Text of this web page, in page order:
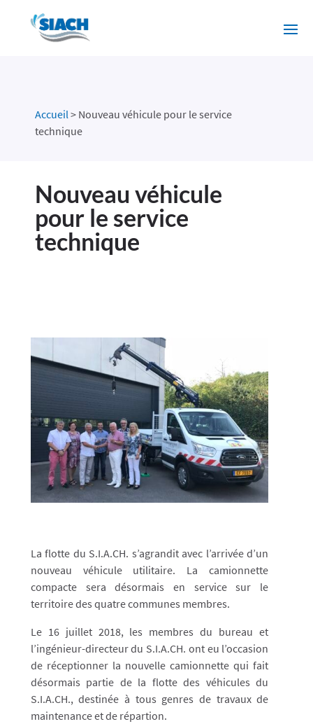
Accueil> Nouveau véhicule pour le service
technique
Nouveau véhicule
pour le service
technique
La flotte du S.I.A.CH. s’agrandit avec l’arrivée d’un
nouveau véhicule utilitaire. La camionnette
compacte sera désormais en service sur le
territoire des quatre communes membres.
​Le 16 juillet 2018, les membres du bureau et
l’ingénieur-directeur du S.I.A.CH. ont eu l’occasion
de réceptionner la nouvelle camionnette qui fait
désormais partie de la flotte des véhicules du
S.I.A.CH., destinée à tous genres de travaux de
maintenance et de répartion.